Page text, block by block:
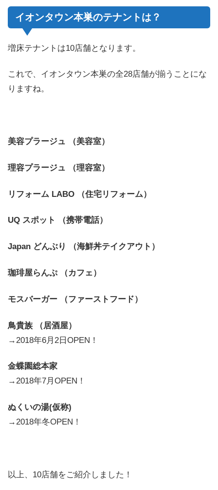
イオンタウン本巣のテナントは？
増床テナントは10店舗となります。
これで、イオンタウン本巣の全28店舗が揃うことにな
りますね。
美容プラージュ （美容室）
理容プラージュ （理容室）
リフォーム LABO （住宅リフォーム）
UQ スポット （携帯電話）
Japan どんぶり （海鮮丼テイクアウト）
珈琲屋らんぷ （カフェ）
モスバーガー （ファーストフード）
鳥貴族 （居酒屋）
→2018年6月2日OPEN！
金蝶園総本家
→2018年7月OPEN！
ぬくいの湯(仮称)
→2018年冬OPEN！
以上、10店舗をご紹介しました！